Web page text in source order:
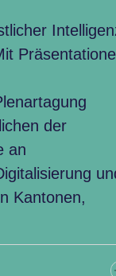
der
an
Kantonen,